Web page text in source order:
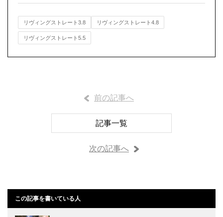
リヴィングストレート3.8 リヴィングストレート4.8
リヴィングストレート5.5
前の記事へ
記事一覧
次の記事へ
この記事を書いている人